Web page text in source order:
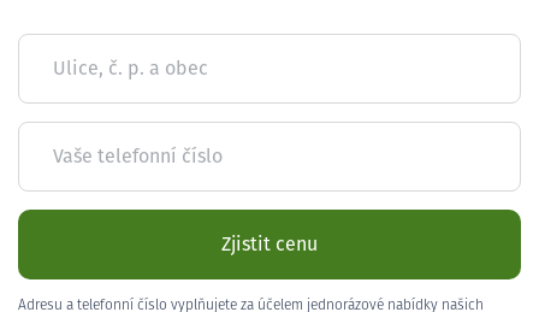
Ulice, č. p. a obec
Vaše telefonní číslo
Zjistit cenu
Adresu a telefonní číslo vyplňujete za účelem jednorázové nabídky našich